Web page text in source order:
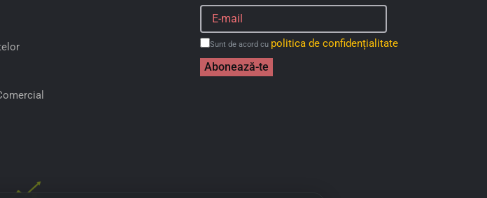
Sunt de acord cu politica de confidențialitate
Abonează-te